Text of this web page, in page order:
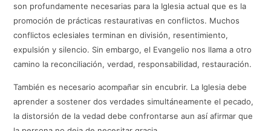
son profundamente necesarias para la Iglesia actual que es la
promoción de prácticas restaurativas en conflictos. Muchos
conflictos eclesiales terminan en división, resentimiento,
expulsión y silencio. Sin embargo, el Evangelio nos llama a otro
camino la reconciliación, verdad, responsabilidad, restauración.
También es necesario acompañar sin encubrir. La Iglesia debe
aprender a sostener dos verdades simultáneamente el pecado,
la distorsión de la vedad debe confrontarse aun así afirmar que